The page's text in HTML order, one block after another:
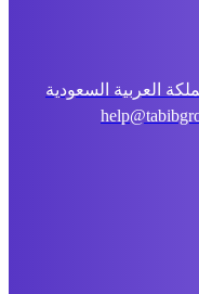
السعودية